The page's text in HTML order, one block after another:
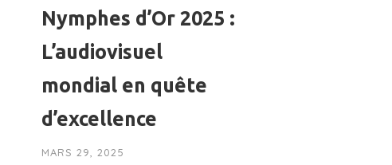
Nymphes d’Or 2025 :
L’audiovisuel
mondial en quête
d’excellence
MARS 29, 2025